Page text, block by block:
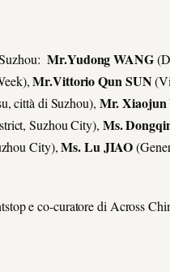
Suzhou:Mr.Yudong WANG
Mr.Vittorio Qun SUN
città di Suzhou), Mr. Xiaojun
Suzhou City), Ms.
City),Ms. Lu JIAO
e co-curatore di Across